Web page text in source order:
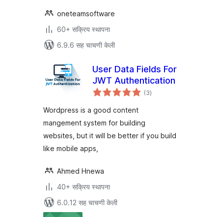
oneteamsoftware
60+ सक्रिय स्थापना
6.9.6 सह चाचणी केली
User Data Fields For
JWT Authentication
(3एकूण
मूल्यांकन
)
Wordpress is a good content
mangement system for building
websites, but it will be better if you build
like mobile apps,
Ahmed Hnewa
40+ सक्रिय स्थापना
6.0.12 सह चाचणी केली